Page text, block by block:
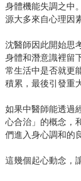
身體機能失調之中
源大多來自心理因
沈醫師因此開始思
身體和潛意識裡留
常生活中是否就更
積累，最後引發重
如果中醫師能透過
心合治」的概念，
們進入身心調和的
這幾個起心動念，